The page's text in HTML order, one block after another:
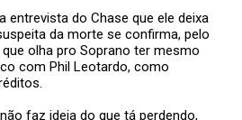
entrevista do Chase que ele deixa
da morte se confirma, pelo
olha pro Soprano ter mesmo
com Phil Leotardo, como
faz ideia do que tá perdendo,